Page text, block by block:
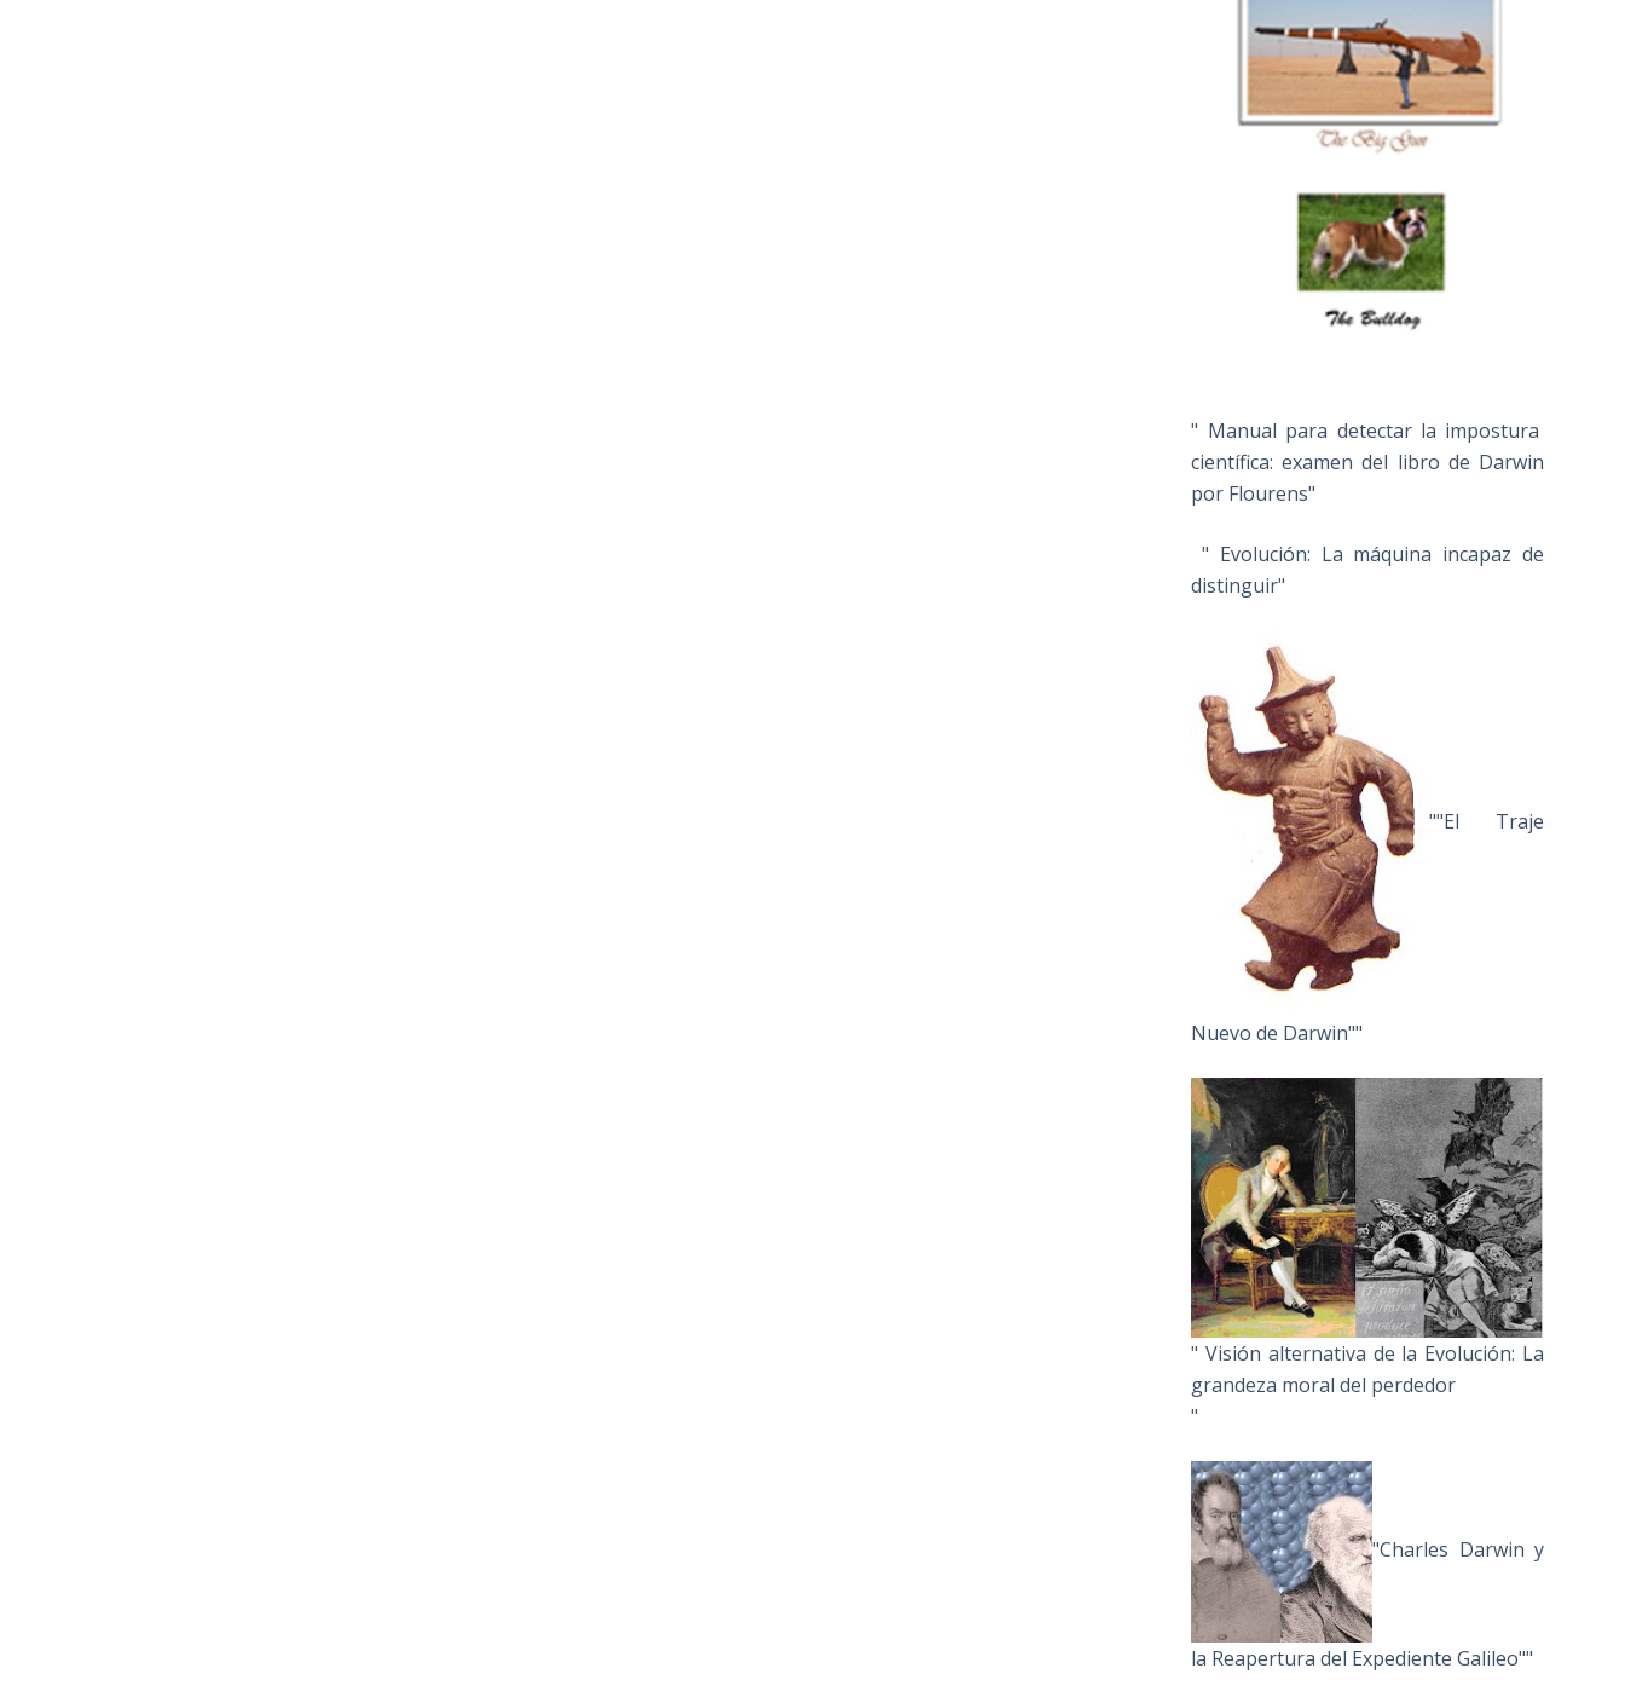
" Manual para detectar la impostura
científica: examen del libro de Darwin
por Flourens"
" Evolución: La máquina incapaz de
distinguir"
""El Traje
Nuevo de Darwin""
" Visión alternativa de la Evolución: La
grandeza moral del perdedor
"
"Charles Darwin y
la Reapertura del Expediente Galileo""